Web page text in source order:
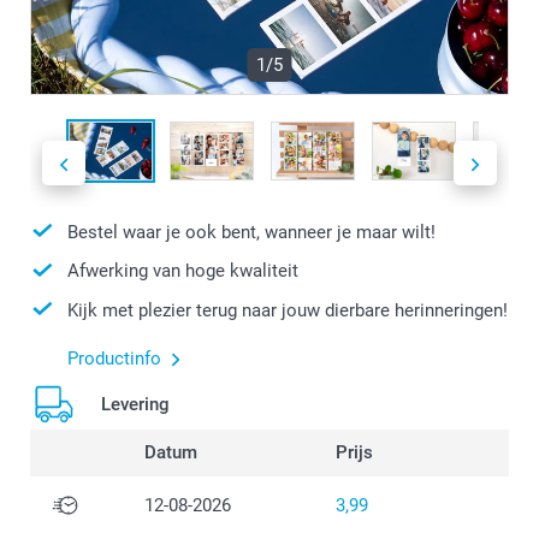
1/5
Bestel waar je ook bent, wanneer je maar wilt!
Afwerking van hoge kwaliteit
Kijk met plezier terug naar jouw dierbare herinneringen!
Productinfo
Levering
Datum Prijs
12-08-2026 3,99